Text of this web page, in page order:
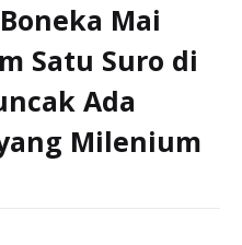
Mai
Satu Suro di
Ada
Milenium